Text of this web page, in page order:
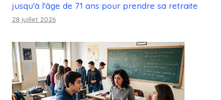
jusqu'à l'âge de 71 ans pour prendre sa retraite
28 juillet 2026